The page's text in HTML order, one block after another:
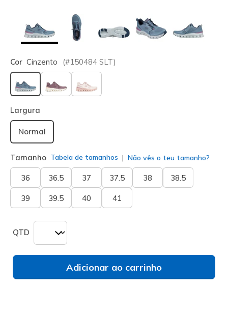
Cor Cinzento (#150484 SLT)
selecionado
Largura
Normal
Tamanho Tabela de tamanhos Não vês o teu tamanho?
36 36.5 37 37.5 38 38.5
39 39.5 40 41
QTD
Adicionar ao carrinho